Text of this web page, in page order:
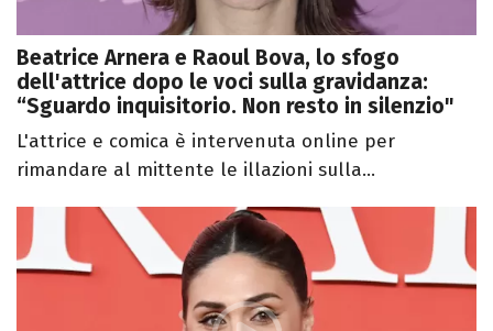
Beatrice Arnera e Raoul Bova, lo sfogo
dell'attrice dopo le voci sulla gravidanza:
“Sguardo inquisitorio. Non resto in silenzio"
L'attrice e comica è intervenuta online per
rimandare al mittente le illazioni sulla...